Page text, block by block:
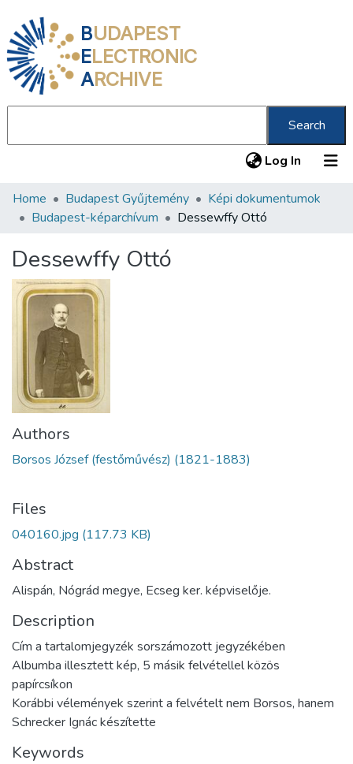
BUDAPEST
ELECTRONIC
ARCHIVE
Search
Log In (current)
Communities & Collections
Statistics
About us
Home Budapest Gyűjtemény
Képi dokumentumok
Budapest-képarchívum
Dessewffy Ottó
Dessewffy Ottó
Authors
Borsos József (festőművész) (1821-1883)
Files
040160.jpg (117.73 KB)
Abstract
Alispán, Nógrád megye, Ecseg ker. képviselője.
Description
Cím a tartalomjegyzék sorszámozott jegyzékében
Albumba illesztett kép, 5 másik felvétellel közös
papírcsíkon
Korábbi vélemények szerint a felvételt nem Borsos, hanem
Schrecker Ignác készítette
Keywords